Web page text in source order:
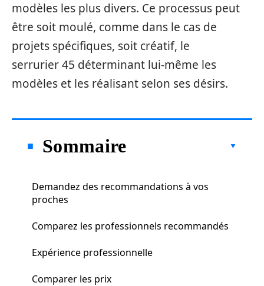
modèles les plus divers. Ce processus peut
être soit moulé, comme dans le cas de
projets spécifiques, soit créatif, le
serrurier 45 déterminant lui-même les
modèles et les réalisant selon ses désirs.
Sommaire
Demandez des recommandations à vos
proches
Comparez les professionnels recommandés
Expérience professionnelle
Comparer les prix